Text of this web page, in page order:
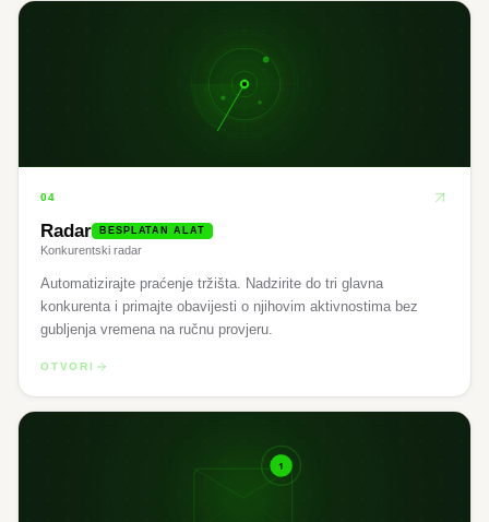
04
Radar BESPLATAN ALAT
Konkurentski radar
Automatizirajte praćenje tržišta. Nadzirite do tri glavna
konkurenta i primajte obavijesti o njihovim aktivnostima bez
gubljenja vremena na ručnu provjeru.
OTVORI
1